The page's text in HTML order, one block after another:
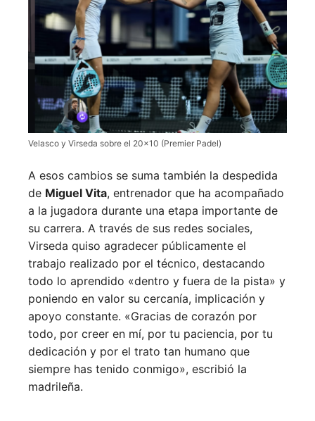
Velasco y Virseda sobre el 20×10 (Premier Padel)
A esos cambios se suma también la despedida
de Miguel Vita, entrenador que ha acompañado
a la jugadora durante una etapa importante de
su carrera. A través de sus redes sociales,
Virseda quiso agradecer públicamente el
trabajo realizado por el técnico, destacando
todo lo aprendido «dentro y fuera de la pista» y
poniendo en valor su cercanía, implicación y
apoyo constante. «Gracias de corazón por
todo, por creer en mí, por tu paciencia, por tu
dedicación y por el trato tan humano que
siempre has tenido conmigo», escribió la
madrileña.